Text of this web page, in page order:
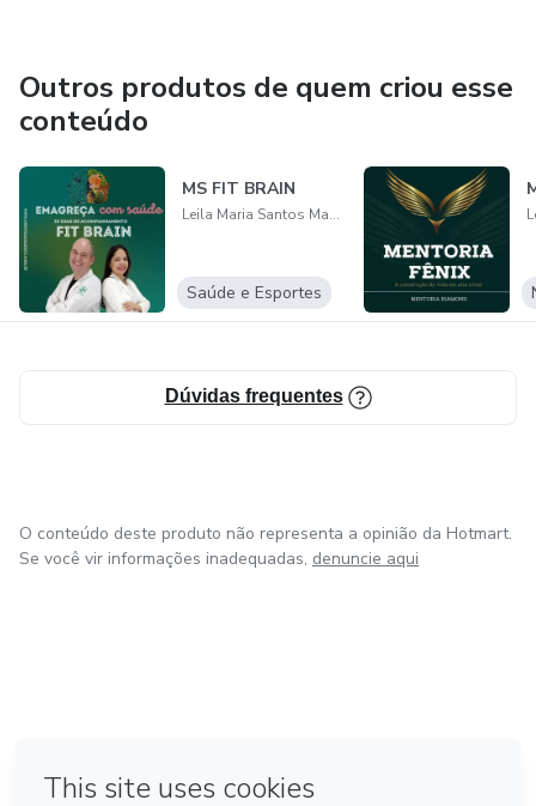
Outros produtos de quem criou esse
conteúdo
MS FIT BRAIN
Leila Maria Santos Masiero
Saúde e Esportes
Dúvidas frequentes
O conteúdo deste produto não representa a opinião da Hotmart.
Se você vir informações inadequadas, denuncie aqui
Feito com ❤ na Cidade do México